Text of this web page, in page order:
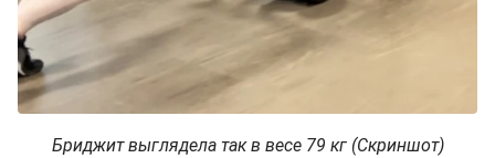
Бриджит выглядела так в весе 79 кг (Скриншот)